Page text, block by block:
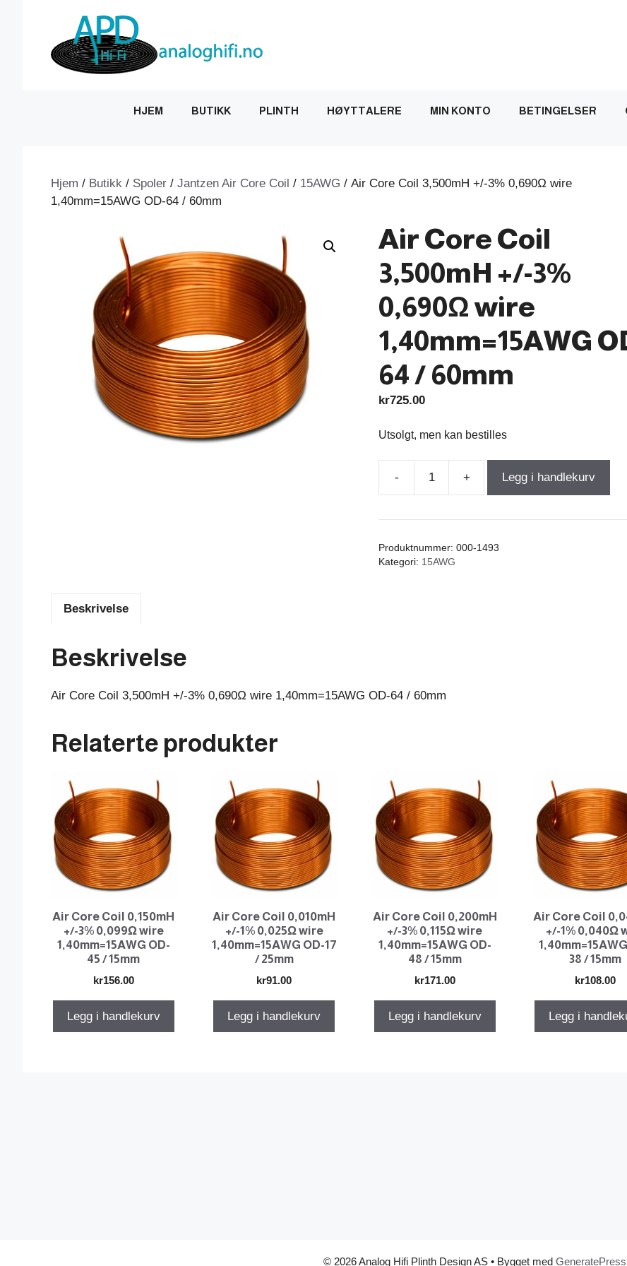
HJEM BUTIKK PLINTH HØYTTALERE MIN KONTO BETINGELSER
Hjem / Butikk / Spoler / Jantzen Air Core Coil / 15AWG / Air Core Coil 3,500mH +/-3% 0,690Ω wire
1,40mm=15AWG OD-64 / 60mm
Air Core Coil
3,500mH +/-3%
0,690Ω wire
1,40mm=15AWG
64 / 60mm
kr725.00
Utsolgt, men kan bestilles
-
Coil
+/-3%
antall
+ Legg i handlekurv
Produktnummer:000-1493
Kategori: 15AWG
Beskrivelse
Beskrivelse
Air Core Coil 3,500mH +/-3% 0,690Ω wire 1,40mm=15AWG OD-64 / 60mm
Relaterte produkter
Air Core Coil 0,150mH
+/-3% 0,099Ω wire
1,40mm=15AWG OD-
45 / 15mm
kr156.00
Legg i handlekurv
Air Core Coil 0,010mH
+/-1% 0,025Ω wire
1,40mm=15AWG OD-17
/ 25mm
kr91.00
Legg i handlekurv
Air Core Coil 0,200mH
+/-3% 0,115Ω wire
1,40mm=15AWG OD-
48 / 15mm
kr171.00
Legg i handlekurv
Air Core Coil
+/-1% 0,040Ω
38 / 15mm
kr108.00
Legg i
© 2026 Analog Hifi Plinth Design AS• Bygget med GeneratePress